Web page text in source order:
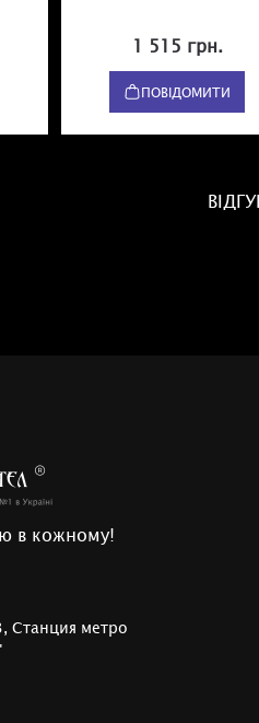
1 515 грн.
ПОВІДОМИТИ
в кожному!
Станция метро